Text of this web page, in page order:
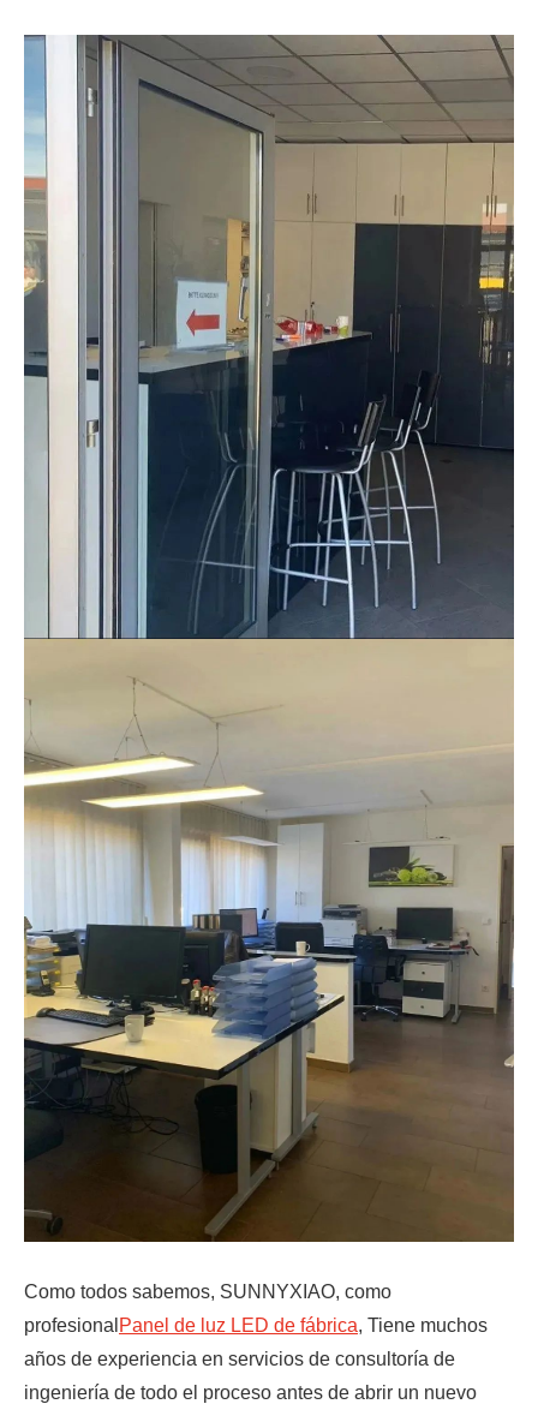
Como todos sabemos, SUNNYXIAO, como
profesional Panel de luz LED de fábrica, Tiene muchos
años de experiencia en servicios de consultoría de
ingeniería de todo el proceso antes de abrir un nuevo